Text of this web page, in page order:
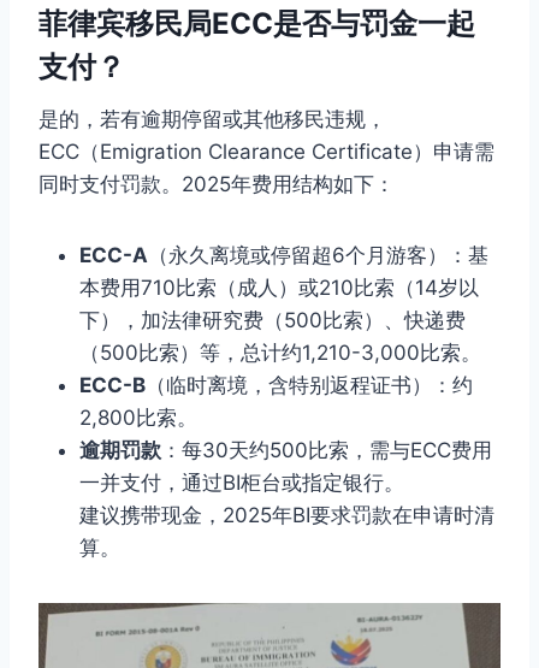
菲律宾移民局ECC是否与罚金一起
支付？
是的，若有逾期停留或其他移民违规，
ECC（Emigration Clearance Certificate）申请需
同时支付罚款。2025年费用结构如下：
ECC-A （永久离境或停留超6个月游客）：基
本费用710比索（成人）或210比索（14岁以
下），加法律研究费（500比索）、快递费
（500比索）等，总计约1,210-3,000比索。
ECC-B （临时离境，含特别返程证书）：约
2,800比索。
逾期罚款 ：每30天约500比索，需与ECC费用
一并支付，通过BI柜台或指定银行。
建议携带现金，2025年BI要求罚款在申请时清
算。